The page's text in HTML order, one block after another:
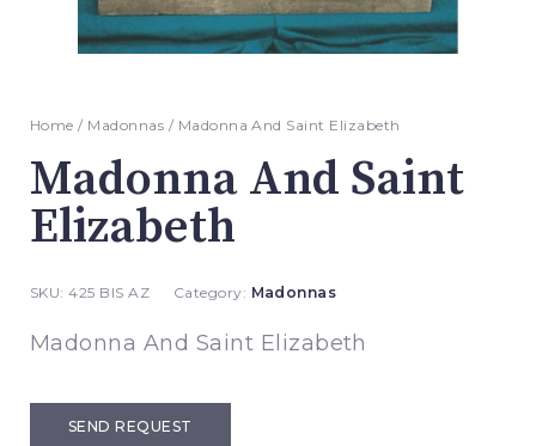
Home / Madonnas / Madonna And Saint Elizabeth
Madonna And Saint
Elizabeth
SKU:425 BIS AZ Category: Madonnas
Madonna And Saint Elizabeth
SEND REQUEST